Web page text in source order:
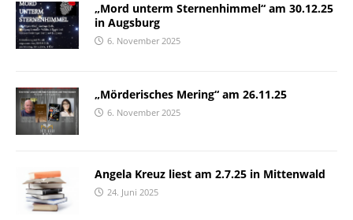
„Mord unterm Sternenhimmel“ am 30.12.25
in Augsburg
6. November 2025
„Mörderisches Mering“ am 26.11.25
6. November 2025
Angela Kreuz liest am 2.7.25 in Mittenwald
24. Juni 2025